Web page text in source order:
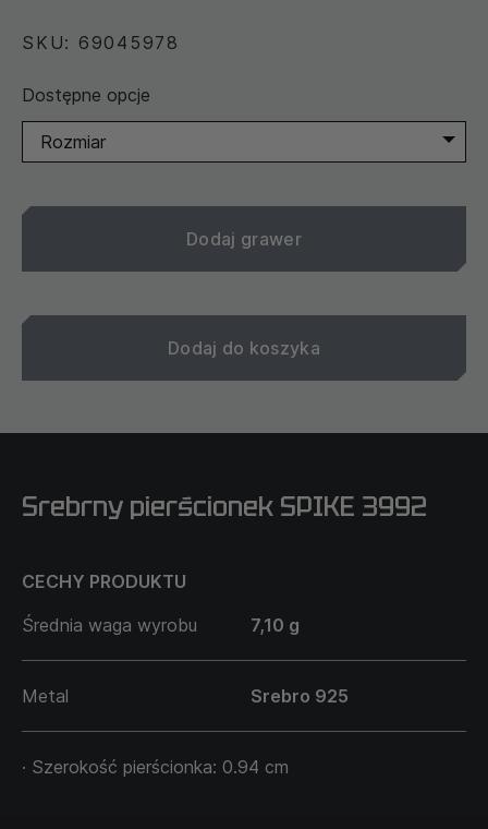
SKU: 69045978
Dostępne opcje
Rozmiar
Dodaj grawer
Dodaj do koszyka
Srebrny pierścionek SPIKE 3992
CECHY PRODUKTU
Średnia waga wyrobu
7,10 g
Metal Srebro 925
· Szerokość pierścionka: 0.94 cm